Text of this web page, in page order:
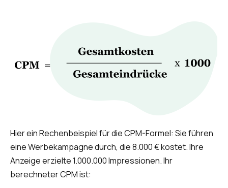
Hier ein Rechenbeispiel für die CPM-Formel: Sie führen
eine Werbekampagne durch, die 8.000 € kostet. Ihre
Anzeige erzielte 1.000.000 Impressionen. Ihr
berechneter CPM ist: